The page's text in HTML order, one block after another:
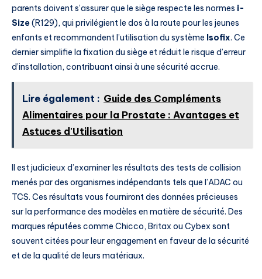
parents doivent s’assurer que le siège respecte les normes i-
Size(R129), qui privilégient le dos à la route pour les jeunes
enfants et recommandent l’utilisation du système Isofix. Ce
dernier simplifie la fixation du siège et réduit le risque d’erreur
d’installation, contribuant ainsi à une sécurité accrue.
Lire également : Guide des Compléments
Alimentaires pour la Prostate : Avantages et
Astuces d'Utilisation
Il est judicieux d’examiner les résultats des tests de collision
menés par des organismes indépendants tels que l’ADAC ou
TCS. Ces résultats vous fourniront des données précieuses
sur la performance des modèles en matière de sécurité. Des
marques réputées comme Chicco, Britax ou Cybex sont
souvent citées pour leur engagement en faveur de la sécurité
et de la qualité de leurs matériaux.